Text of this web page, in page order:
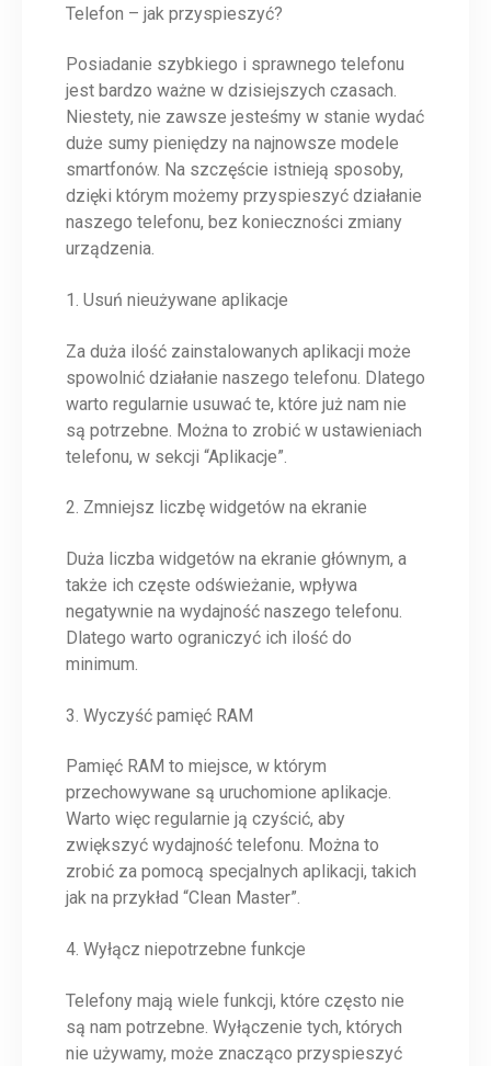
Telefon – jak przyspieszyć?
Posiadanie szybkiego i sprawnego telefonu
jest bardzo ważne w dzisiejszych czasach.
Niestety, nie zawsze jesteśmy w stanie wydać
duże sumy pieniędzy na najnowsze modele
smartfonów. Na szczęście istnieją sposoby,
dzięki którym możemy przyspieszyć działanie
naszego telefonu, bez konieczności zmiany
urządzenia.
1. Usuń nieużywane aplikacje
Za duża ilość zainstalowanych aplikacji może
spowolnić działanie naszego telefonu. Dlatego
warto regularnie usuwać te, które już nam nie
są potrzebne. Można to zrobić w ustawieniach
telefonu, w sekcji “Aplikacje”.
2. Zmniejsz liczbę widgetów na ekranie
Duża liczba widgetów na ekranie głównym, a
także ich częste odświeżanie, wpływa
negatywnie na wydajność naszego telefonu.
Dlatego warto ograniczyć ich ilość do
minimum.
3. Wyczyść pamięć RAM
Pamięć RAM to miejsce, w którym
przechowywane są uruchomione aplikacje.
Warto więc regularnie ją czyścić, aby
zwiększyć wydajność telefonu. Można to
zrobić za pomocą specjalnych aplikacji, takich
jak na przykład “Clean Master”.
4. Wyłącz niepotrzebne funkcje
Telefony mają wiele funkcji, które często nie
są nam potrzebne. Wyłączenie tych, których
nie używamy, może znacząco przyspieszyć